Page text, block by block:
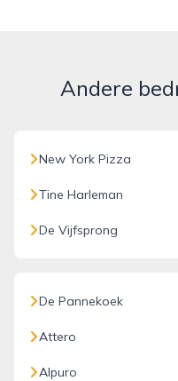
Andere
New York Pizza
Tine Harleman
De Vijfsprong
De Pannekoek
Attero
Alpuro